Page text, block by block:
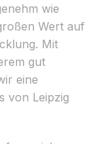
wie
Wert auf
Mit
gut
eine
von Leipzig